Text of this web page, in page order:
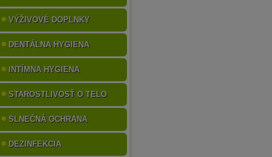
VÝŽIVOVÉ DOPLNKY
DENTÁLNA HYGIENA
INTÍMNA HYGIENA
STAROSTLIVOSŤ O TELO
SLNEČNÁ OCHRANA
DEZINFEKCIA